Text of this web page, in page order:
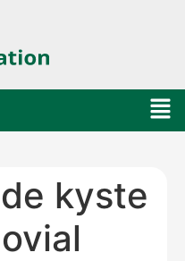
kyste